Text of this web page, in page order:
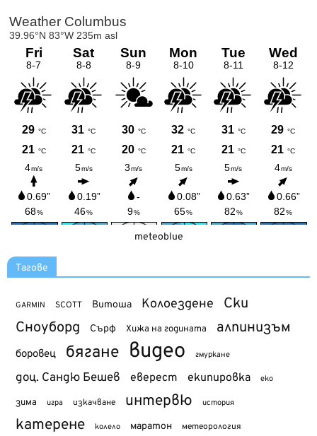
meteoblue
Тагове
GARMIN SCOTT Витоша Колоездене Ски
Сноуборд Сърф Хижа на годината алпинизъм
боровец бягане видео гмуркане
доц. Сандю Бешев еверест екипировка еко
зима игра изкачване интервю история
катерене колело маратон метеорология